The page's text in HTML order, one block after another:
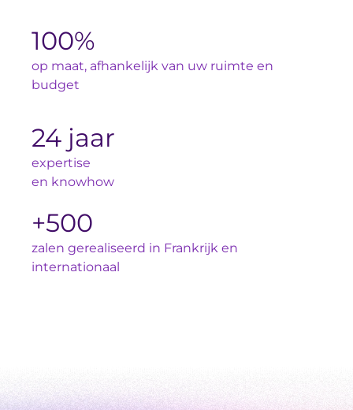
100%
op maat, afhankelijk van uw ruimte en
budget
24 jaar
expertise
en knowhow
+500
zalen gerealiseerd in Frankrijk en
internationaal